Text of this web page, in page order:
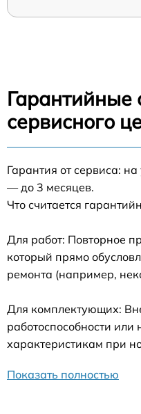
Гарантийные
сервисного
Гарантия от сервиса:
— до 3 месяцев.
Что считается
Для работ: Повторное
который прямо
ремонта (например,
Для комплектующих:
работоспособности или
характеристикам при
Показать полностью